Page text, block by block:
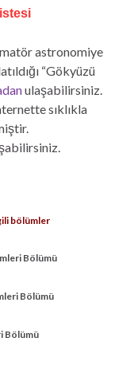
astronomiye
“Gökyüzü
ulaşabilirsiniz.
sıklıkla
bölümler
Bölümü
Bölümü
Bölümü